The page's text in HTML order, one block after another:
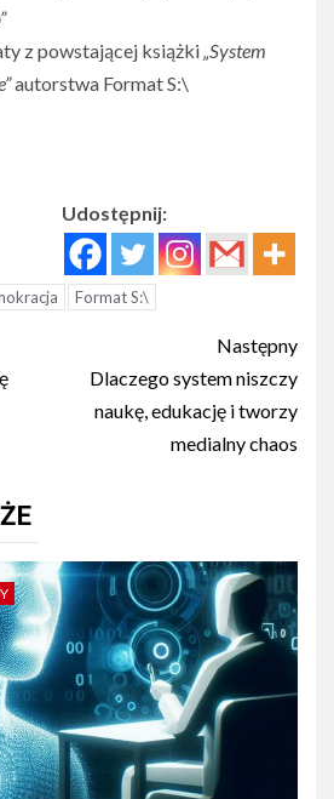
z powstającej książki„System
autorstwa Format S:\
Udostępnij:
Format S:\
Następny
Dlaczego system niszczy
naukę, edukację i tworzy
medialny chaos